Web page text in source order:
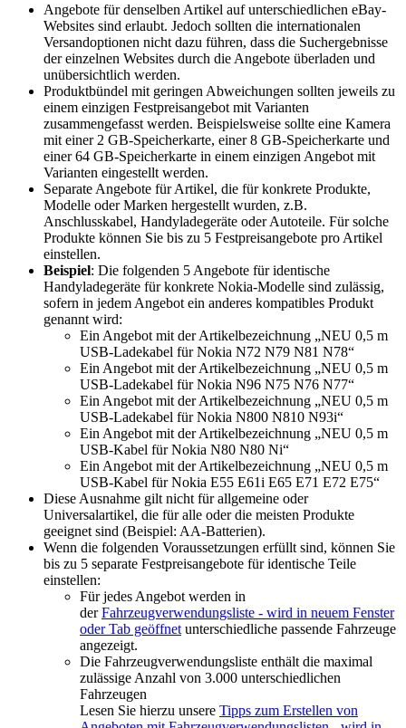
Angebote für denselben Artikel auf unterschiedlichen eBay-
Websites sind erlaubt. Jedoch sollten die internationalen
Versandoptionen nicht dazu führen, dass die Suchergebnisse
der einzelnen Websites durch die Angebote überladen und
unübersichtlich werden.
Produktbündel mit geringen Abweichungen sollten jeweils zu
einem einzigen Festpreisangebot mit Varianten
zusammengefasst werden. Beispielsweise sollte eine Kamera
mit einer 2 GB-Speicherkarte, einer 8 GB-Speicherkarte und
einer 64 GB-Speicherkarte in einem einzigen Angebot mit
Varianten eingestellt werden.
Separate Angebote für Artikel, die für konkrete Produkte,
Modelle oder Marken hergestellt wurden, z.B.
Anschlusskabel, Handyladegeräte oder Autoteile. Für solche
Produkte können Sie bis zu 5 Festpreisangebote pro Artikel
einstellen.
Beispiel: Die folgenden 5 Angebote für identische
Handyladegeräte für konkrete Nokia-Modelle sind zulässig,
sofern in jedem Angebot ein anderes kompatibles Produkt
genannt wird:
Ein Angebot mit der Artikelbezeichnung „NEU 0,5 m
USB-Ladekabel für Nokia N72 N79 N81 N78“
Ein Angebot mit der Artikelbezeichnung „NEU 0,5 m
USB-Ladekabel für Nokia N96 N75 N76 N77“
Ein Angebot mit der Artikelbezeichnung „NEU 0,5 m
USB-Ladekabel für Nokia N800 N810 N93i“
Ein Angebot mit der Artikelbezeichnung „NEU 0,5 m
USB-Kabel für Nokia N80 N80 Ni“
Ein Angebot mit der Artikelbezeichnung „NEU 0,5 m
USB-Kabel für Nokia E55 E61i E65 E71 E72 E75“
Diese Ausnahme gilt nicht für allgemeine oder
Universalartikel, die für alle oder die meisten Produkte
geeignet sind (Beispiel: AA-Batterien).
Wenn die folgenden Voraussetzungen erfüllt sind, können Sie
bis zu 5 separate Festpreisangebote für identische Teile
einstellen:
Für jedes Angebot werden in
derFahrzeugverwendungsliste - wird in neuem Fenster
oder Tab geöffnet unterschiedliche passende Fahrzeuge
angezeigt.
Die Fahrzeugverwendungsliste enthält die maximal
zulässige Anzahl von 3.000 unterschiedlichen
Fahrzeugen
Lesen Sie hierzu unsere Tipps zum Erstellen von